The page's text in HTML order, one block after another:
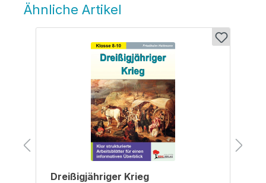
Ähnliche Artikel
Dreißigjähriger Krieg